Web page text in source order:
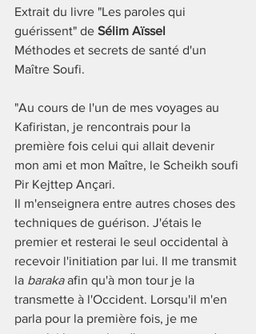
Extrait du livre "Les paroles qui
guérissent" de Sélim Aïssel
Méthodes et secrets de santé d'un
Maître Soufi.
"Au cours de l'un de mes voyages au
Kafiristan, je rencontrais pour la
première fois celui qui allait devenir
mon ami et mon Maître, le Scheikh soufi
Pir Kejttep Ançari.
Il m'enseignera entre autres choses des
techniques de guérison. J'étais le
premier et resterai le seul occidental à
recevoir l'initiation par lui. Il me transmit
la baraka afin qu'à mon tour je la
transmette à l'Occident. Lorsqu'il m'en
parla pour la première fois, je me